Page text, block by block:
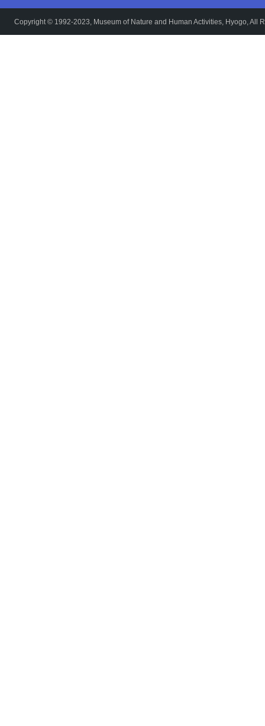
Copyright © 1992-2023, Museum of Nature and Human Activities, Hyogo, All